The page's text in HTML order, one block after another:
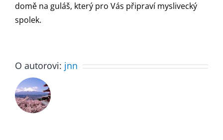
domě na guláš, který pro Vás připraví myslivecký
spolek.
O autorovi: jnn